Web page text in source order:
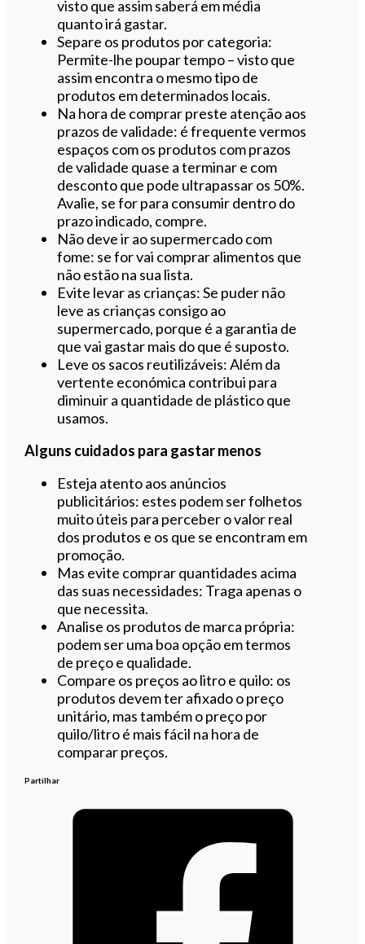
visto que assim saberá em média
quanto irá gastar.
Separe os produtos por categoria:
Permite-lhe poupar tempo – visto que
assim encontra o mesmo tipo de
produtos em determinados locais.
Na hora de comprar preste atenção aos
prazos de validade: é frequente vermos
espaços com os produtos com prazos
de validade quase a terminar e com
desconto que pode ultrapassar os 50%.
Avalie, se for para consumir dentro do
prazo indicado, compre.
Não deve ir ao supermercado com
fome: se for vai comprar alimentos que
não estão na sua lista.
Evite levar as crianças: Se puder não
leve as crianças consigo ao
supermercado, porque é a garantia de
que vai gastar mais do que é suposto.
Leve os sacos reutilizáveis: Além da
vertente económica contribui para
diminuir a quantidade de plástico que
usamos.
Alguns cuidados para gastar menos
Esteja atento aos anúncios
publicitários: estes podem ser folhetos
muito úteis para perceber o valor real
dos produtos e os que se encontram em
promoção.
Mas evite comprar quantidades acima
das suas necessidades: Traga apenas o
que necessita.
Analise os produtos de marca própria:
podem ser uma boa opção em termos
de preço e qualidade.
Compare os preços ao litro e quilo: os
produtos devem ter afixado o preço
unitário, mas também o preço por
quilo/litro é mais fácil na hora de
comparar preços.
Partilhar